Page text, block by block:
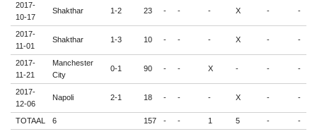
2017-
10-17
Shakthar 1-2 23 - - - X - -
2017-
11-01
Shakthar 1-3 10 - - - X - -
2017-
11-21
Manchester
City
0-1 90 - - X - - -
2017-
12-06
Napoli 2-1 18 - - - X - -
TOTAAL 6 157 - - 1 5 - -